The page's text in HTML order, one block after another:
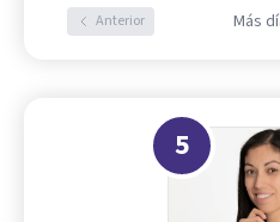
Anterior Más
5